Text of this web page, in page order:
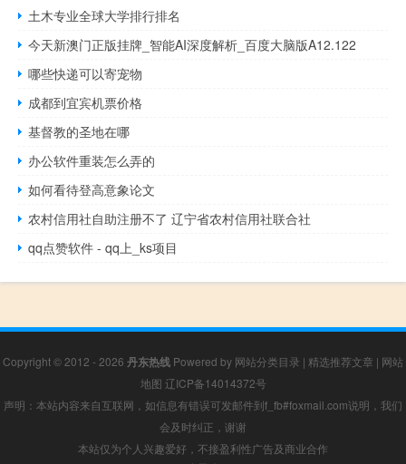
土木专业全球大学排行排名
今天新澳门正版挂牌_智能AI深度解析_百度大脑版A12.122
哪些快递可以寄宠物
成都到宜宾机票价格
基督教的圣地在哪
办公软件重装怎么弄的
如何看待登高意象论文
农村信用社自助注册不了 辽宁省农村信用社联合社
qq点赞软件 - qq上_ks项目
Copyright © 2012 - 2026 丹东热线 Powered by 网站分类目录 | 精选推荐文章 | 网站
地图 辽ICP备14014372号
声明：本站内容来自互联网，如信息有错误可发邮件到f_fb#foxmail.com说明，我们
会及时纠正，谢谢
本站仅为个人兴趣爱好，不接盈利性广告及商业合作